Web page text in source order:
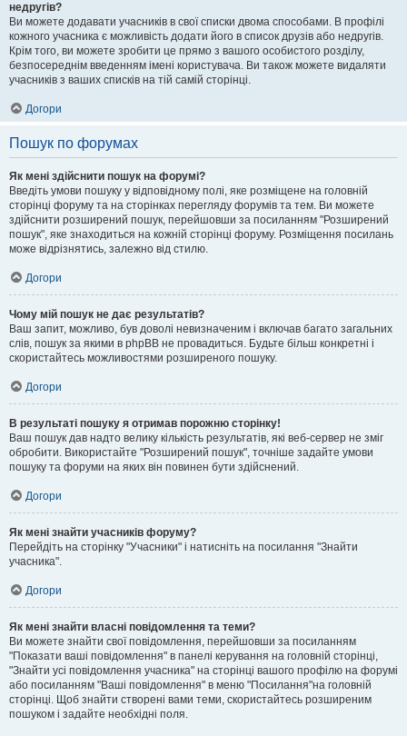
недругів?
Ви можете додавати учасників в свої списки двома способами. В профілі
кожного учасника є можливість додати його в список друзів або недругів.
Крім того, ви можете зробити це прямо з вашого особистого розділу,
безпосереднім введенням імені користувача. Ви також можете видаляти
учасників з ваших списків на тій самій сторінці.
Догори
Пошук по форумах
Як мені здійснити пошук на форумі?
Введіть умови пошуку у відповідному полі, яке розміщене на головній
сторінці форуму та на сторінках перегляду форумів та тем. Ви можете
здійснити розширений пошук, перейшовши за посиланням "Розширений
пошук", яке знаходиться на кожній сторінці форуму. Розміщення посилань
може відрізнятись, залежно від стилю.
Догори
Чому мій пошук не дає результатів?
Ваш запит, можливо, був доволі невизначеним і включав багато загальних
слів, пошук за якими в phpBB не провадиться. Будьте більш конкретні і
скористайтесь можливостями розширеного пошуку.
Догори
В результаті пошуку я отримав порожню сторінку!
Ваш пошук дав надто велику кількість результатів, які веб-сервер не зміг
обробити. Використайте "Розширений пошук", точніше задайте умови
пошуку та форуми на яких він повинен бути здійснений.
Догори
Як мені знайти учасників форуму?
Перейдіть на сторінку "Учасники" і натисніть на посилання "Знайти
учасника".
Догори
Як мені знайти власні повідомлення та теми?
Ви можете знайти свої повідомлення, перейшовши за посиланням
"Показати ваші повідомлення" в панелі керування на головній сторінці,
"Знайти усі повідомлення учасника" на сторінці вашого профілю на форумі
або посиланням "Ваші повідомлення" в меню "Посилання"на головній
сторінці. Щоб знайти створені вами теми, скористайтесь розширеним
пошуком і задайте необхідні поля.